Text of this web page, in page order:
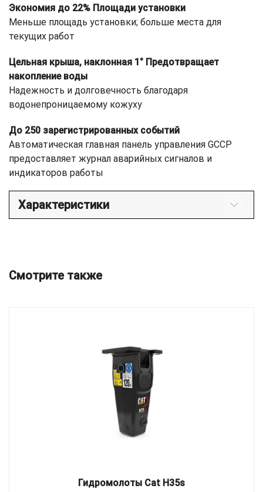
Экономия до 22% Площади установки
Меньше площадь установки; больше места для
текущих работ
Цельная крыша, наклонная 1° Предотвращает
накопление воды
Надежность и долговечность благодаря
водонепроницаемому кожуху
До 250 зарегистрированных событий
Автоматическая главная панель управления GCCP
предоставляет журнал аварийных сигналов и
индикаторов работы
Характеристики
Смотрите также
Гидромолоты Cat H35s